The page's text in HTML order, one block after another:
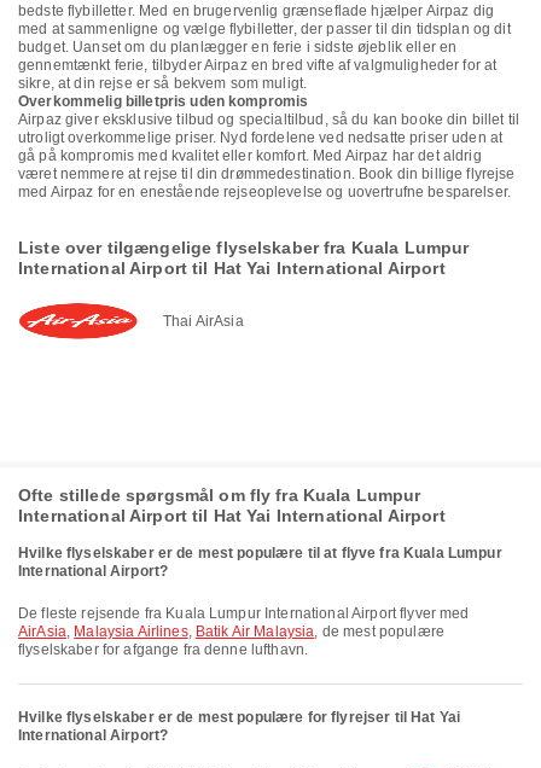
bedste flybilletter. Med en brugervenlig grænseflade hjælper Airpaz dig
med at sammenligne og vælge flybilletter, der passer til din tidsplan og dit
budget. Uanset om du planlægger en ferie i sidste øjeblik eller en
gennemtænkt ferie, tilbyder Airpaz en bred vifte af valgmuligheder for at
sikre, at din rejse er så bekvem som muligt.
Overkommelig billetpris uden kompromis
Airpaz giver eksklusive tilbud og specialtilbud, så du kan booke din billet til
utroligt overkommelige priser. Nyd fordelene ved nedsatte priser uden at
gå på kompromis med kvalitet eller komfort. Med Airpaz har det aldrig
været nemmere at rejse til din drømmedestination. Book din billige flyrejse
med Airpaz for en enestående rejseoplevelse og uovertrufne besparelser.
Liste over tilgængelige flyselskaber fra Kuala Lumpur
International Airport til Hat Yai International Airport
Thai AirAsia
Ofte stillede spørgsmål om fly fra Kuala Lumpur
International Airport til Hat Yai International Airport
Hvilke flyselskaber er de mest populære til at flyve fra Kuala Lumpur
International Airport?
De fleste rejsende fra Kuala Lumpur International Airport flyver med
AirAsia, Malaysia Airlines, Batik Air Malaysia, de mest populære
flyselskaber for afgange fra denne lufthavn.
Hvilke flyselskaber er de mest populære for flyrejser til Hat Yai
International Airport?